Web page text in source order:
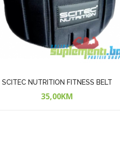
SCITEC NUTRITION FITNESS BELT
35,00KM